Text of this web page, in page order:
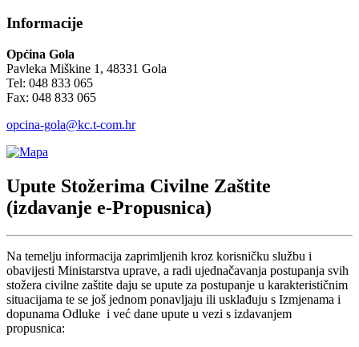
Informacije
Općina Gola
Pavleka Miškine 1, 48331 Gola
Tel: 048 833 065
Fax: 048 833 065
opcina-gola@kc.t-com.hr
Upute Stožerima Civilne Zaštite
(izdavanje e-Propusnica)
Na temelju informacija zaprimljenih kroz korisničku službu i
obavijesti Ministarstva uprave, a radi ujednačavanja postupanja svih
stožera civilne zaštite daju se upute za postupanje u karakterističnim
situacijama te se još jednom ponavljaju ili usklađuju s Izmjenama i
dopunama Odluke i već dane upute u vezi s izdavanjem
propusnica: